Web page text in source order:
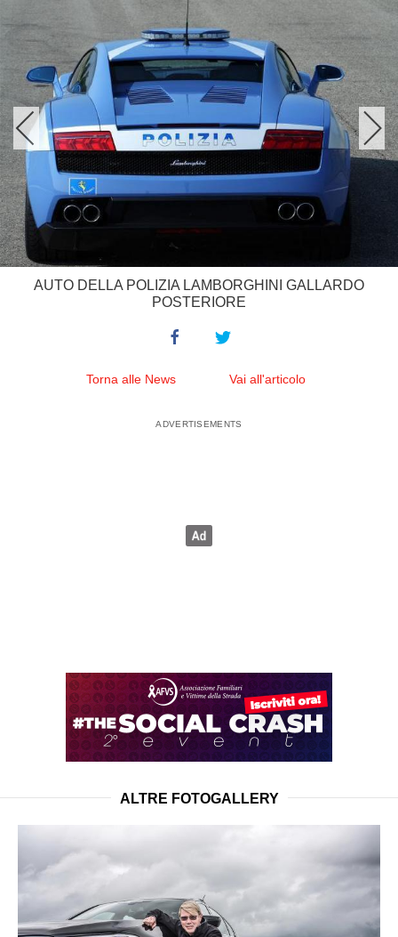
AUTO DELLA POLIZIA LAMBORGHINI GALLARDO
POSTERIORE
Torna alle News Vai all'articolo
ALTRE FOTOGALLERY